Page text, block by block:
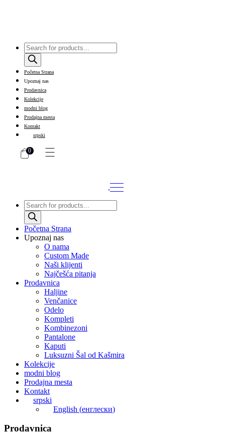
Products
search
Početna Strana
Upoznaj nas
Prodavnica
Kolekcije
modni blog
Prodajna mesta
Kontakt
srpski
0
Products
search
Početna Strana
Upoznaj nas
O nama
Custom Made
Naši klijenti
Najčešća pitanja
Prodavnica
Haljine
Venčanice
Odelo
Kompleti
Kombinezoni
Pantalone
Kaputi
Luksuzni Šal od Kašmira
Kolekcije
modni blog
Prodajna mesta
Kontakt
srpski
English (енглески)
Prodavnica